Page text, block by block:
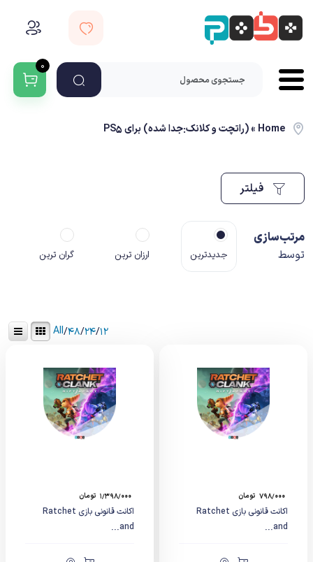
۰
Home
»(راتچت و کلانک:جدا شده) برای PS5
فیلتر
مرتب‌سازی
توسط
جدیدترین ارزان ترین گران ترین
۱۲/۲۴/۴۸/
All
۷۹۸/۰۰۰ تومان
اکانت قانونی بازی Ratchet
and...
۱/۳۹۸/۰۰۰ تومان
اکانت قانونی بازی Ratchet
and...